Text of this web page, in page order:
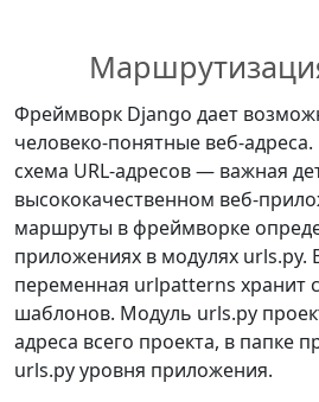
Фреймворк Django дает
человеко-понятные веб-адреса.
схема URL-адресов — важная
высококачественном веб-
маршруты в фреймворке
приложениях в модулях urls.py.
переменная urlpatterns хранит
шаблонов. Модуль urls.py
адреса всего проекта, в папке
urls.py уровня приложения.